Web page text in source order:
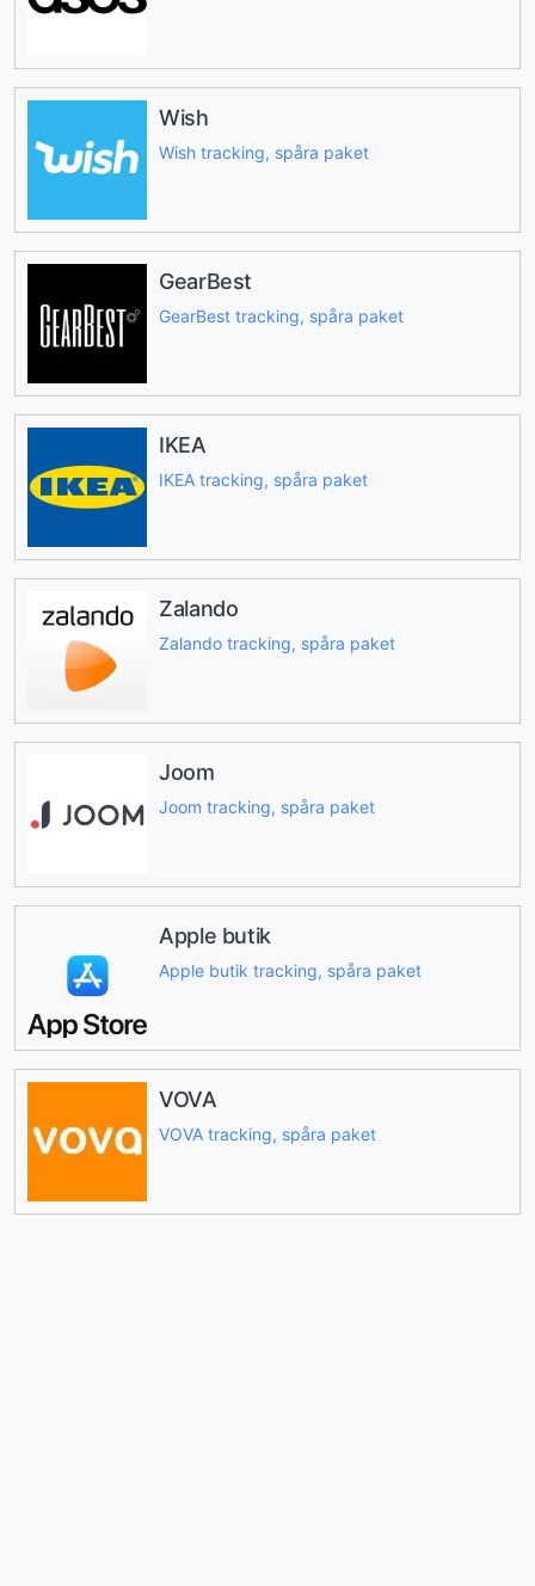
Wish
Wish tracking, spåra paket
GearBest
GearBest tracking, spåra paket
IKEA
IKEA tracking, spåra paket
Zalando
Zalando tracking, spåra paket
Joom
Joom tracking, spåra paket
Apple butik
Apple butik tracking, spåra paket
VOVA
VOVA tracking, spåra paket